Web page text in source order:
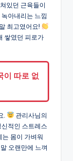
있던 근육들이
아내리는 느낌
최고였어요!
쌓였던 피로가
이 따로 없
.
관리사님의
적인 스트레스
는 몸이 가벼워
오랜만에 느껴